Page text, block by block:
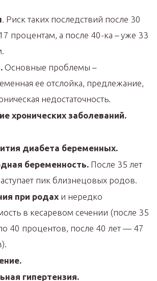
. Риск таких последствий после 30
процентам, а после 40-ка – уже 33
Основные проблемы –
ее отслойка, предлежание,
недостаточность.
хронических заболеваний.
диабета беременных.
беременность. После 35 лет
пик близнецовых родов.
при родах и нередко
в кесаревом сечении (после 35
40 процентов, после 40 лет — 47
гипертензия.